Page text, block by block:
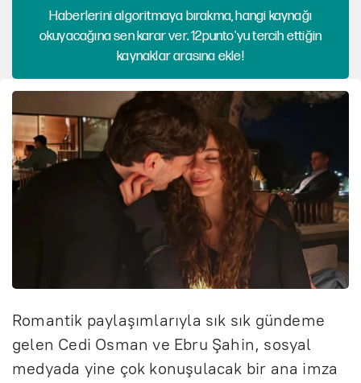
Haberlerini algoritmaya bırakma, hangi kaynağı
okuyacağına sen karar ver. 12punto'yu tercih ettiğin
kaynaklar arasına ekle!
Romantik paylaşımlarıyla sık sık gündeme
gelen Cedi Osman ve Ebru Şahin, sosyal
medyada yine çok konuşulacak bir ana imza